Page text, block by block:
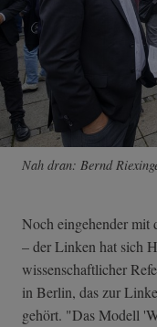
Nah dran: Bernd
Noch eingehender mit
– der Linken hat sich
wissenschaftlicher
in Berlin, das zur
gehört. "Das Modell